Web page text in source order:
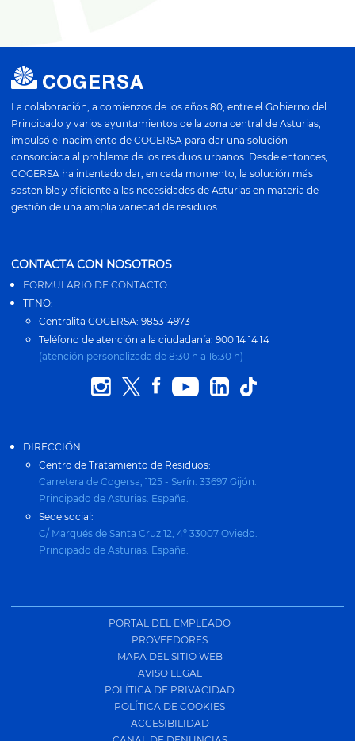
La colaboración, a comienzos de los años 80, entre el Gobierno del
Principado y varios ayuntamientos de la zona central de Asturias,
impulsó el nacimiento de COGERSA para dar una solución
consorciada al problema de los residuos urbanos. Desde entonces,
COGERSA ha intentado dar, en cada momento, la solución más
sostenible y eficiente a las necesidades de Asturias en materia de
gestión de una amplia variedad de residuos.
CONTACTA CON NOSOTROS
FORMULARIO DE CONTACTO
TFNO:
Centralita COGERSA: 985314973
Teléfono de atención a la ciudadanía: 900 14 14 14
(atención personalizada de 8:30 h a 16:30 h)
DIRECCIÓN:
Centro de Tratamiento de Residuos:
Carretera de Cogersa, 1125 - Serín. 33697 Gijón.
Principado de Asturias. España.
Sede social:
C/ Marqués de Santa Cruz 12, 4º 33007 Oviedo.
Principado de Asturias. España.
PORTAL DEL EMPLEADO
PROVEEDORES
MAPA DEL SITIO WEB
AVISO LEGAL
POLÍTICA DE PRIVACIDAD
POLÍTICA DE COOKIES
ACCESIBILIDAD